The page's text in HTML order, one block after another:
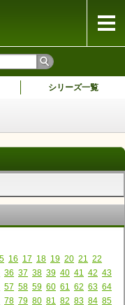
シリーズ一覧
16 17 18 19 20 21
22
36 37 38 39 40 41 42 43
57 58 59 60 61 62 63 64
78 79 80 81 82 83 84 85